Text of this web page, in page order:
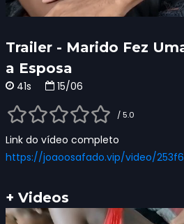
Trailer - Marido Fez
a Esposa
41s 15/06
/ 5.0
Link do vídeo completo
https://joaoosafado.vip/video/
+ Videos